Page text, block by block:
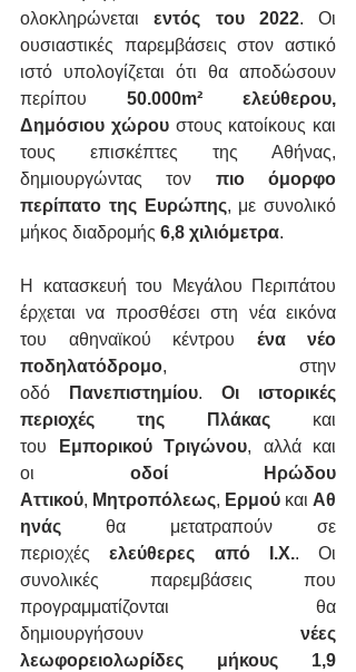
ολοκληρώνεται εντός του 2022. Οι
ουσιαστικές παρεμβάσεις στον αστικό
ιστό υπολογίζεται ότι θα αποδώσουν
περίπου 50.000m² ελεύθερου,
Δημόσιου χώρου στους κατοίκους και
τους επισκέπτες της Αθήνας,
δημιουργώντας τον πιο όμορφο
περίπατο της Ευρώπης, με συνολικό
μήκος διαδρομής 6,8 χιλιόμετρα.
Η κατασκευή του Μεγάλου Περιπάτου
έρχεται να προσθέσει στη νέα εικόνα
του αθηναϊκού κέντρου ένα νέο
ποδηλατόδρομο, στην
οδό
Πανεπιστημίου. Οι ιστορικές
περιοχές της Πλάκας και
του
Εμπορικού Τριγώνου, αλλά και
οι οδοί Ηρώδου
Αττικού, Μητροπόλεως, Ερμού και Αθ
ηνάς θα μετατραπούν σε
περιοχές ελεύθερες από Ι.Χ.. Οι
συνολικές παρεμβάσεις που
προγραμματίζονται θα
δημιουργήσουν νέες
λεωφορειολωρίδες μήκους 1,9